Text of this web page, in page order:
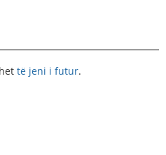
të jeni i futur.